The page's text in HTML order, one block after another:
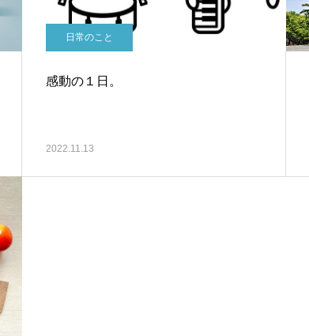
日常のこと
感動の１日。
2022.11.13